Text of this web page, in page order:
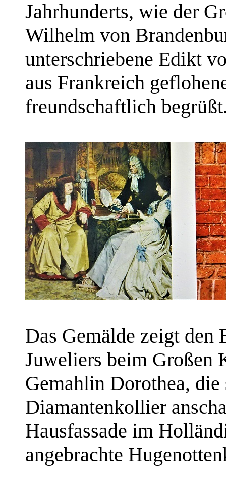
Jahrhunderts, wie der
Wilhelm von
unterschriebene Edikt
aus Frankreich
freundschaftlich
Das Gemälde zeigt den
Juweliers beim Großen
Gemahlin Dorothea,
Diamantenkollier
Hausfassade im
angebrachte